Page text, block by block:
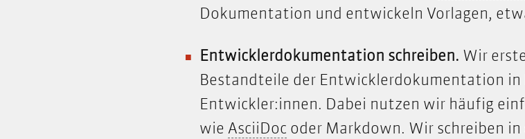
Dokumentation und entwickeln Vorlagen,
Entwicklerdokumentation schreiben. Wir
Bestandteile der Entwicklerdokumentation
Entwickler:innen. Dabei nutzen wir häufig
wie AsciiDoc AsciiDoc
oder Markdown. Wir schreiben